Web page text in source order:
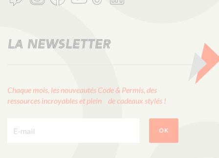
LA NEWSLETTER
Chaque mois, les nouveautés Code & Permis, des
ressources incroyables et plein de cadeaux stylés !
OK